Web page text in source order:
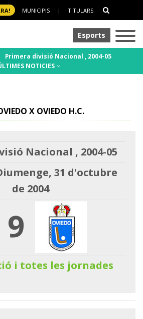
MUNICIPIS | TITULARS
Esports
Primera divisió Nacional , 2004-05
NOTICIES
X OVIEDO H.C.
Nacional , 2004-05
31 d'octubre
de 2004
9
i totes les jornades